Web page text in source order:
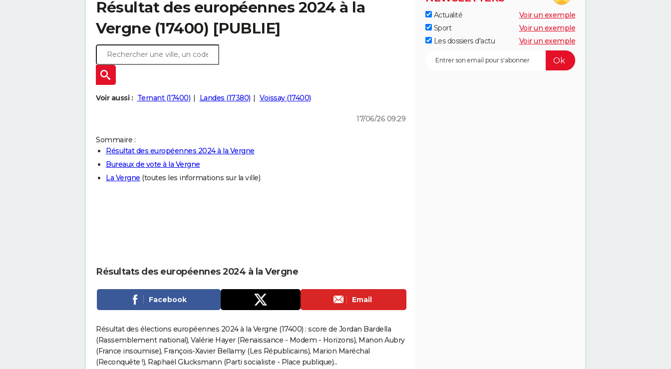
Résultat des européennes 2024 à la
Vergne (17400) [PUBLIE]
Voir aussi : Ternant (17400) Landes (17380) Voissay (17400)
17/06/26 09:29
Sommaire :
Résultat des européennes 2024 à la Vergne
Bureaux de vote à la Vergne
La Vergne (toutes les informations sur la ville)
Résultats des européennes 2024 à la Vergne
Facebook Email
Résultat des élections européennes 2024 à la Vergne (17400) : score de Jordan Bardella
(Rassemblement national), Valérie Hayer (Renaissance - Modem - Horizons), Manon Aubry
(France insoumise), François-Xavier Bellamy (Les Républicains), Marion Maréchal
(Reconquête !), Raphaël Glucksmann (Parti socialiste - Place publique)...
Actualité
Voir un exemple
Sport
Voir un exemple
Les dossiers d'actu
Voir un exemple